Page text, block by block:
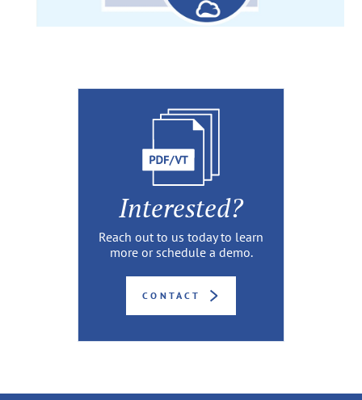
Interested?
Reach out to us today to learn
more or schedule a demo.
CONTACT